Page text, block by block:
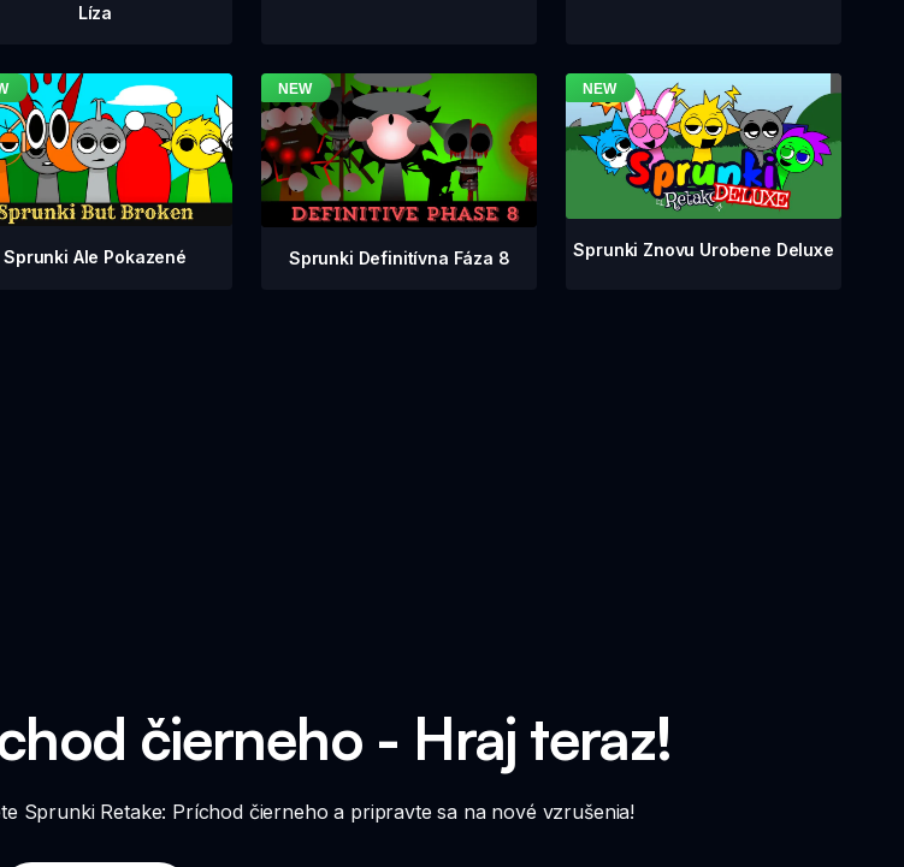
Líza
Sprunki Ale Pokazené Sprunki Definitívna Fáza 8 Sprunki Znovu Urobene Deluxe
čierneho - Hraj teraz!
Sprunki Retake: Príchod čierneho a pripravte sa na nové vzrušenia!